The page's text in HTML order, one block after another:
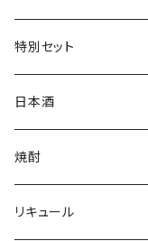
タオル・トートバッグ
キーホルダー
ミニゼッケン
サイダー
甘酒
天然炭酸水
特別セット
日本酒
シェフヒロ×市野屋
浪漫亭企画商品
焼酎
ｻｸﾗｵﾌﾞﾙﾜﾘｰ ダルマ焼
リキュール